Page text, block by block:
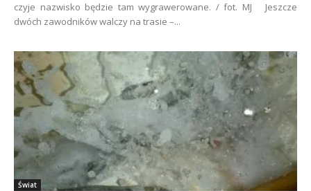
czyje nazwisko będzie tam wygrawerowane. / fot. MJ Jeszcze
dwóch zawodników walczy na trasie –...
Świat